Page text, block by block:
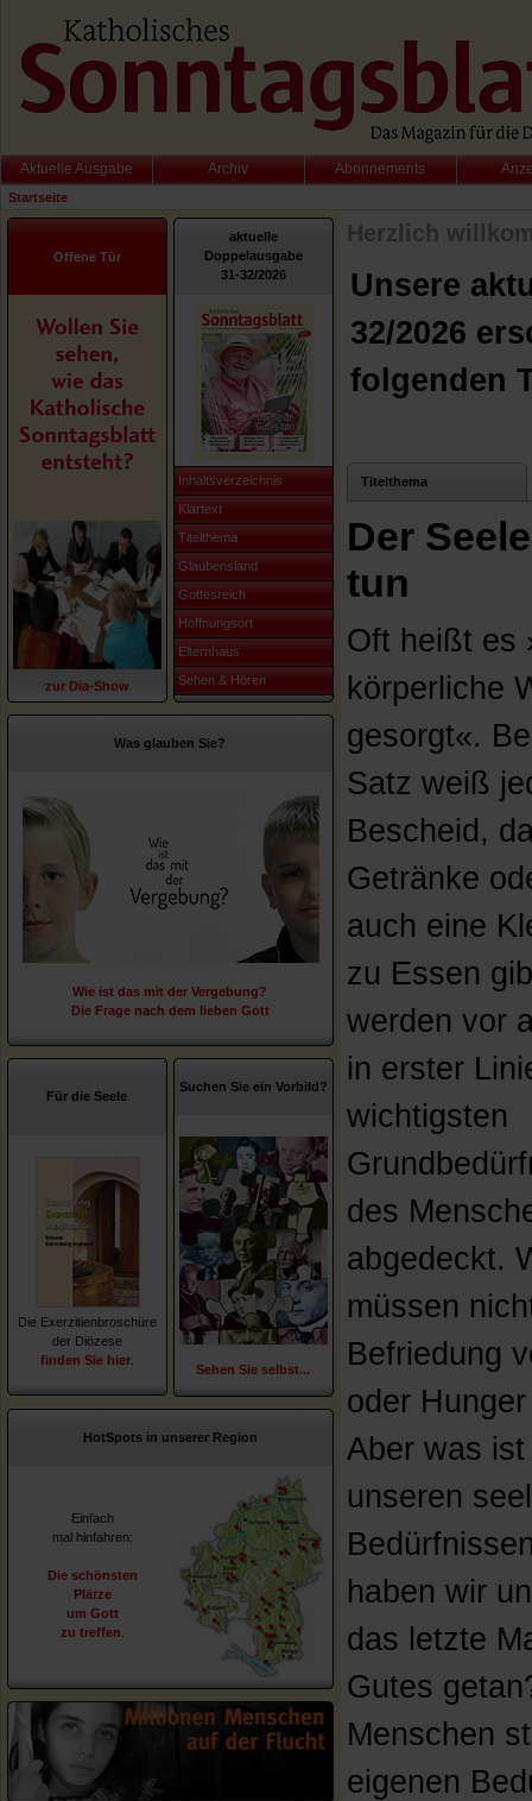
Aktuelle Ausgabe Archiv Abonnements
Startseite
Offene Tür
zur Dia-Show
aktuelle
Doppelausgabe
31-32/2026
Inhaltsverzeichnis
Klartext
Titelthema
Glaubensland
Gottesreich
Hoffnungsort
Elternhaus
Sehen & Hören
Was glauben Sie?
Wie ist das mit der Vergebung?
Die Frage nach dem lieben Gott
Für die Seele
Die Exerzitienbroschüre
der Diözese
finden Sie hier
Suchen Sie ein Vorbild?
Sehen Sie selbst...
HotSpots in unserer Region
Einfach
mal hinfahren:
Die schönsten
Plätze
um Gott
zu treffen
Herzlich
Unsere
32/2026
folgenden
Titelthema
Der
tun
Oft heißt es
körperliche
gesorgt«.
Satz weiß
Bescheid,
Getränke
auch eine
zu Essen
werden vor
in erster
wichtigsten
des
abgedeckt.
müssen
Befriedung
oder
Aber was ist
unseren
haben wir
das letzte
Gutes
Menschen
eigenen